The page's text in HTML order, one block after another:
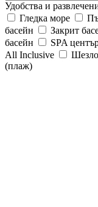
Удобства и
Гледка море
басейн
Закрит
басейн
SPA
All Inclusive
(плаж)